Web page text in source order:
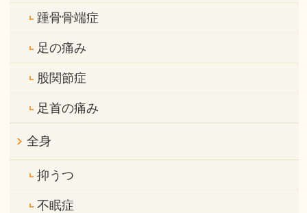
踵骨骨端症
足の痛み
股関節症
足首の痛み
全身
抑うつ
不眠症